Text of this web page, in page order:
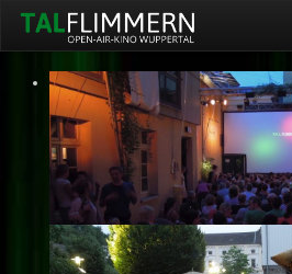
Home
Programm
Service
Ticketinfos
Ort
Anreise